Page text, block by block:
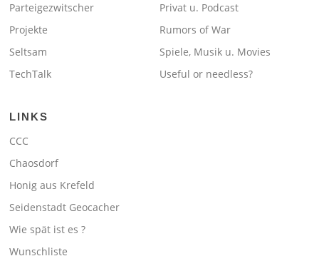
Parteigezwitscher
Privat u. Podcast
Projekte
Rumors of War
Seltsam
Spiele, Musik u. Movies
TechTalk
Useful or needless?
LINKS
CCC
Chaosdorf
Honig aus Krefeld
Seidenstadt Geocacher
Wie spät ist es ?
Wunschliste